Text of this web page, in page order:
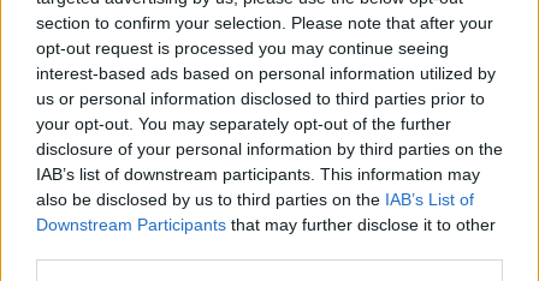
section to confirm your selection. Please note that after your
opt-out request is processed you may continue seeing
interest-based ads based on personal information utilized by
us or personal information disclosed to third parties prior to
your opt-out. You may separately opt-out of the further
disclosure of your personal information by third parties on the
IAB’s list of downstream participants. This information may
also be disclosed by us to third parties on the IAB’s List of
Downstream Participants that may further disclose it to other
Departed»στην 79η απονομή των βραβείων
Όσκαρ.
Anthony Hopkins: Ο γηραιότερος
νικητής Όσκαρ σε κατηγορία
υποκριτικής